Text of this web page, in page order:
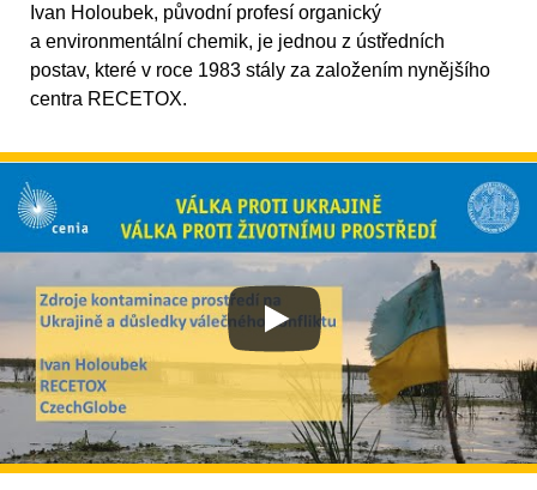
Ivan Holoubek, původní profesí organický
a environmentální chemik, je jednou z ústředních
postav, které v roce 1983 stály za založením nynějšího
centra RECETOX.